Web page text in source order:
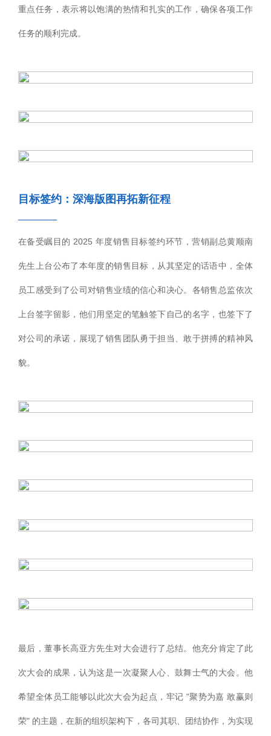
重点任务，表示将以饱满的热情和扎实的工作，确保各项工作
任务的顺利完成。​
目标签约：深海版图再拓新征程
————
在备受瞩目的 2025 年度销售目标签约环节，营销副总黄顺南
先生上台公布了本年度的销售目标，从其坚定的话语中，全体
员工感受到了公司对销售业绩的信心和决心。各销售总监依次
上台签字留影，他们用坚定的笔触签下自己的名字，也签下了
对公司的承诺，展现了销售团队勇于担当、敢于拼搏的精神风
貌。
最后，董事长高亚方先生对大会进行了总结。他充分肯定了此
次大会的成果，认为这是一次凝聚人心、鼓舞士气的大会。他
希望全体员工能够以此次大会为起点，牢记 "聚势为嘉 敢赢则
荣" 的主题，在新的组织架构下，各司其职、团结协作，为实现